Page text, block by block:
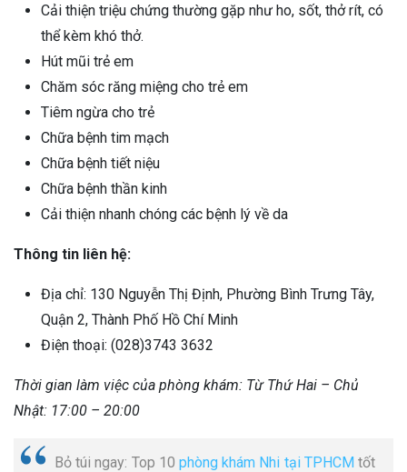
Cải thiện triệu chứng thường gặp như ho, sốt, thở rít, có
thể kèm khó thở.
Hút mũi trẻ em
Chăm sóc răng miệng cho trẻ em
Tiêm ngừa cho trẻ
Chữa bệnh tim mạch
Chữa bệnh tiết niệu
Chữa bệnh thần kinh
Cải thiện nhanh chóng các bệnh lý về da
Thông tin liên hệ:
Địa chỉ: 130 Nguyễn Thị Định, Phường Bình Trưng Tây,
Quận 2, Thành Phố Hồ Chí Minh
Điện thoại: (028)3743 3632
Thời gian làm việc của phòng khám: Từ Thứ Hai – Chủ
Nhật: 17:00 – 20:00
Bỏ túi ngay: Top 10 phòng khám Nhi tại TPHCMtốt